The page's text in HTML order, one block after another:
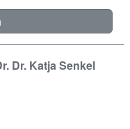
Dr. Katja Senkel